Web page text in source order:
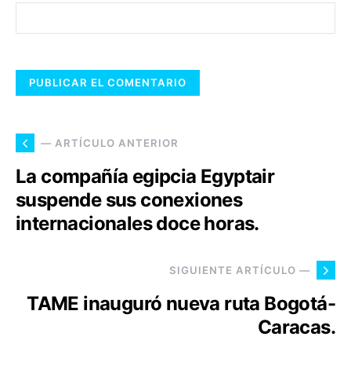
— ARTÍCULO ANTERIOR
La compañía egipcia Egyptair
suspende sus conexiones
internacionales doce horas.
SIGUIENTE ARTÍCULO —
TAME inauguró nueva ruta Bogotá-
Caracas.